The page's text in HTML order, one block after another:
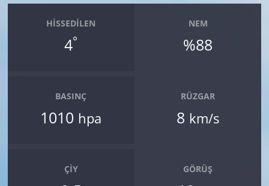
HISSEDILEN
4°
NEM
%88
BASINÇ
1010 hpa
RÜZGAR
8 km/s
ÇIY GÖRÜŞ